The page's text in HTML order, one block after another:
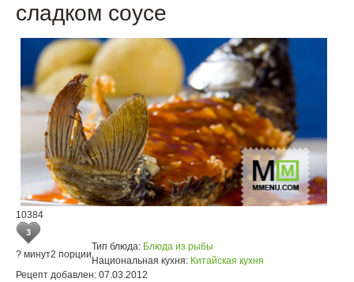
сладком соусе
10384
3
? минут2 порции
Тип блюда: Блюда из рыбы
Национальная кухня: Китайская кухня
Рецепт добавлен: 07.03.2012